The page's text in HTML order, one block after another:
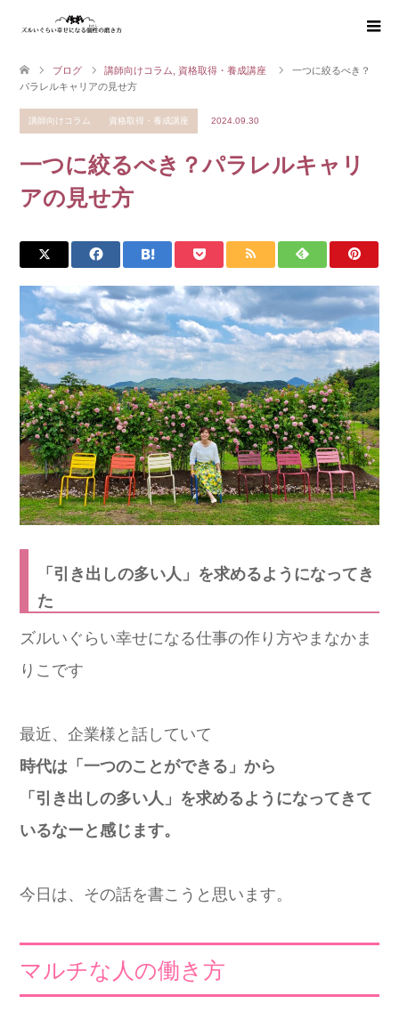
ブログ 講師向けコラム 資格取得・養成講座
一つに絞るべき？
パラレルキャリアの見せ方
講師向けコラム 資格取得・養成講座 2024.09.30
一つに絞るべき？パラレルキャリ
アの見せ方
「引き出しの多い人」を求めるようになってき
た
ズルいぐらい幸せになる仕事の作り方やまなかま
りこです
最近、企業様と話していて
時代は「一つのことができる」から
「引き出しの多い人」を求めるようになってきて
いるなーと感じます。
今日は、その話を書こうと思います。
マルチな人の働き方